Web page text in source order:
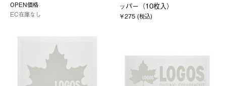
OPEN価格
EC在庫なし
ッパー（10枚入）
￥275 (税込)